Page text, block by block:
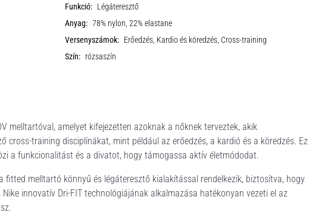
Funkció: Légáteresztő
Anyag: 78% nylon, 22% elastane
Versenyszámok: Erőedzés, Kardio és köredzés, Cross-training
Szín: rózsaszín
melltartóval, amelyet kifejezetten azoknak a nőknek terveztek, akik
cross-training disciplínákat, mint például az erőedzés, a kardió és a köredzés. Ez
a funkcionalitást és a divatot, hogy támogassa aktív életmódodat.
fitted melltartó könnyű és légáteresztő kialakítással rendelkezik, biztosítva, hogy
innovatív Dri-FIT technológiájának alkalmazása hatékonyan vezeti el az